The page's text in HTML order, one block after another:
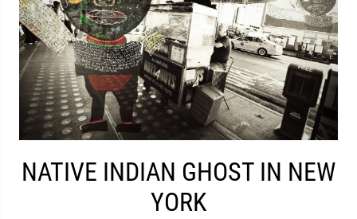
NATIVE INDIAN GHOST IN NEW
YORK